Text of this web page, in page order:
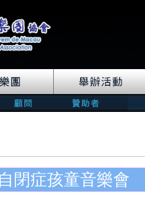
閉症孩童音樂會